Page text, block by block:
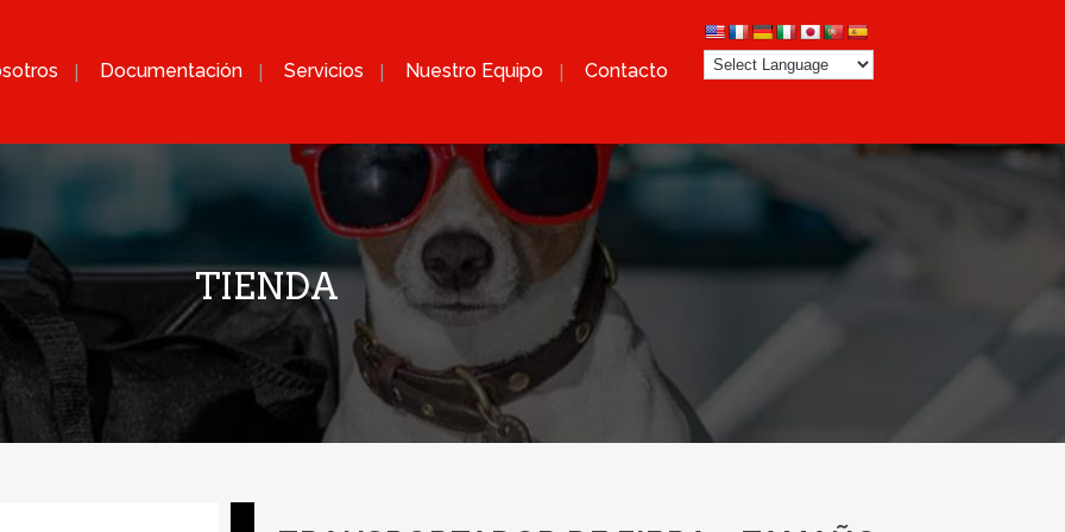
Documentación Servicios Nuestro Equipo Contacto
TIENDA